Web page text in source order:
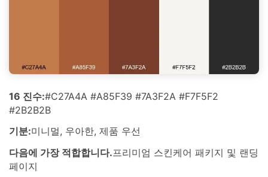
16 진수:#C27A4A #A85F39 #7A3F2A #F7F5F2
#2B2B2B
기분:미니멀, 우아한, 제품 우선
다음에 가장 적합합니다.프리미엄 스킨케어 패키지 및 랜딩
페이지